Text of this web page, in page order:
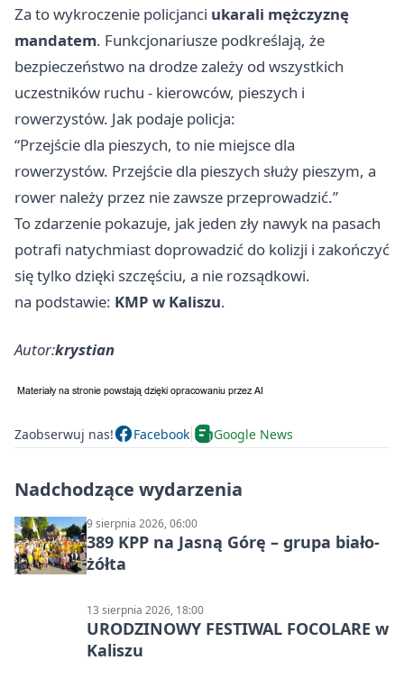
Za to wykroczenie policjanci ukarali mężczyznę
mandatem. Funkcjonariusze podkreślają, że
bezpieczeństwo na drodze zależy od wszystkich
uczestników ruchu - kierowców, pieszych i
rowerzystów. Jak podaje policja:
“Przejście dla pieszych, to nie miejsce dla
rowerzystów. Przejście dla pieszych służy pieszym, a
rower należy przez nie zawsze przeprowadzić.”
To zdarzenie pokazuje, jak jeden zły nawyk na pasach
potrafi natychmiast doprowadzić do kolizji i zakończyć
się tylko dzięki szczęściu, a nie rozsądkowi.
na podstawie: KMP w Kaliszu.
Autor:krystian
Zaobserwuj nas! Facebook Google News
Nadchodzące wydarzenia
9 sierpnia 2026, 06:00
389 KPP na Jasną Górę – grupa biało-
żółta
13 sierpnia 2026, 18:00
URODZINOWY FESTIWAL FOCOLARE w
Kaliszu